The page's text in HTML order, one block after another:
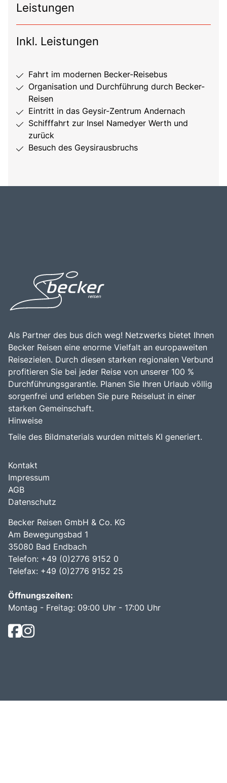
Leistungen
Inkl. Leistungen
Fahrt im modernen Becker-Reisebus
Organisation und Durchführung durch Becker-
Reisen
Eintritt in das Geysir-Zentrum Andernach
Schifffahrt zur Insel Namedyer Werth und
zurück
Besuch des Geysirausbruchs
Als Partner des bus dich weg! Netzwerks bietet Ihnen
Becker Reisen eine enorme Vielfalt an europaweiten
Reisezielen. Durch diesen starken regionalen Verbund
profitieren Sie bei jeder Reise von unserer 100 %
Durchführungsgarantie. Planen Sie Ihren Urlaub völlig
sorgenfrei und erleben Sie pure Reiselust in einer
starken Gemeinschaft.
Hinweise
Teile des Bildmaterials wurden mittels KI generiert.
Kontakt
Impressum
AGB
Datenschutz
Becker Reisen GmbH & Co. KG
Am Bewegungsbad 1
35080 Bad Endbach
Telefon: +49 (0)2776 9152 0
Telefax: +49 (0)2776 9152 25
Öffnungszeiten:
Montag - Freitag: 09:00 Uhr - 17:00 Uhr